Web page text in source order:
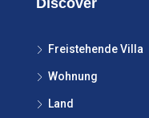
Discover
Freistehende Villa
Wohnung
Land